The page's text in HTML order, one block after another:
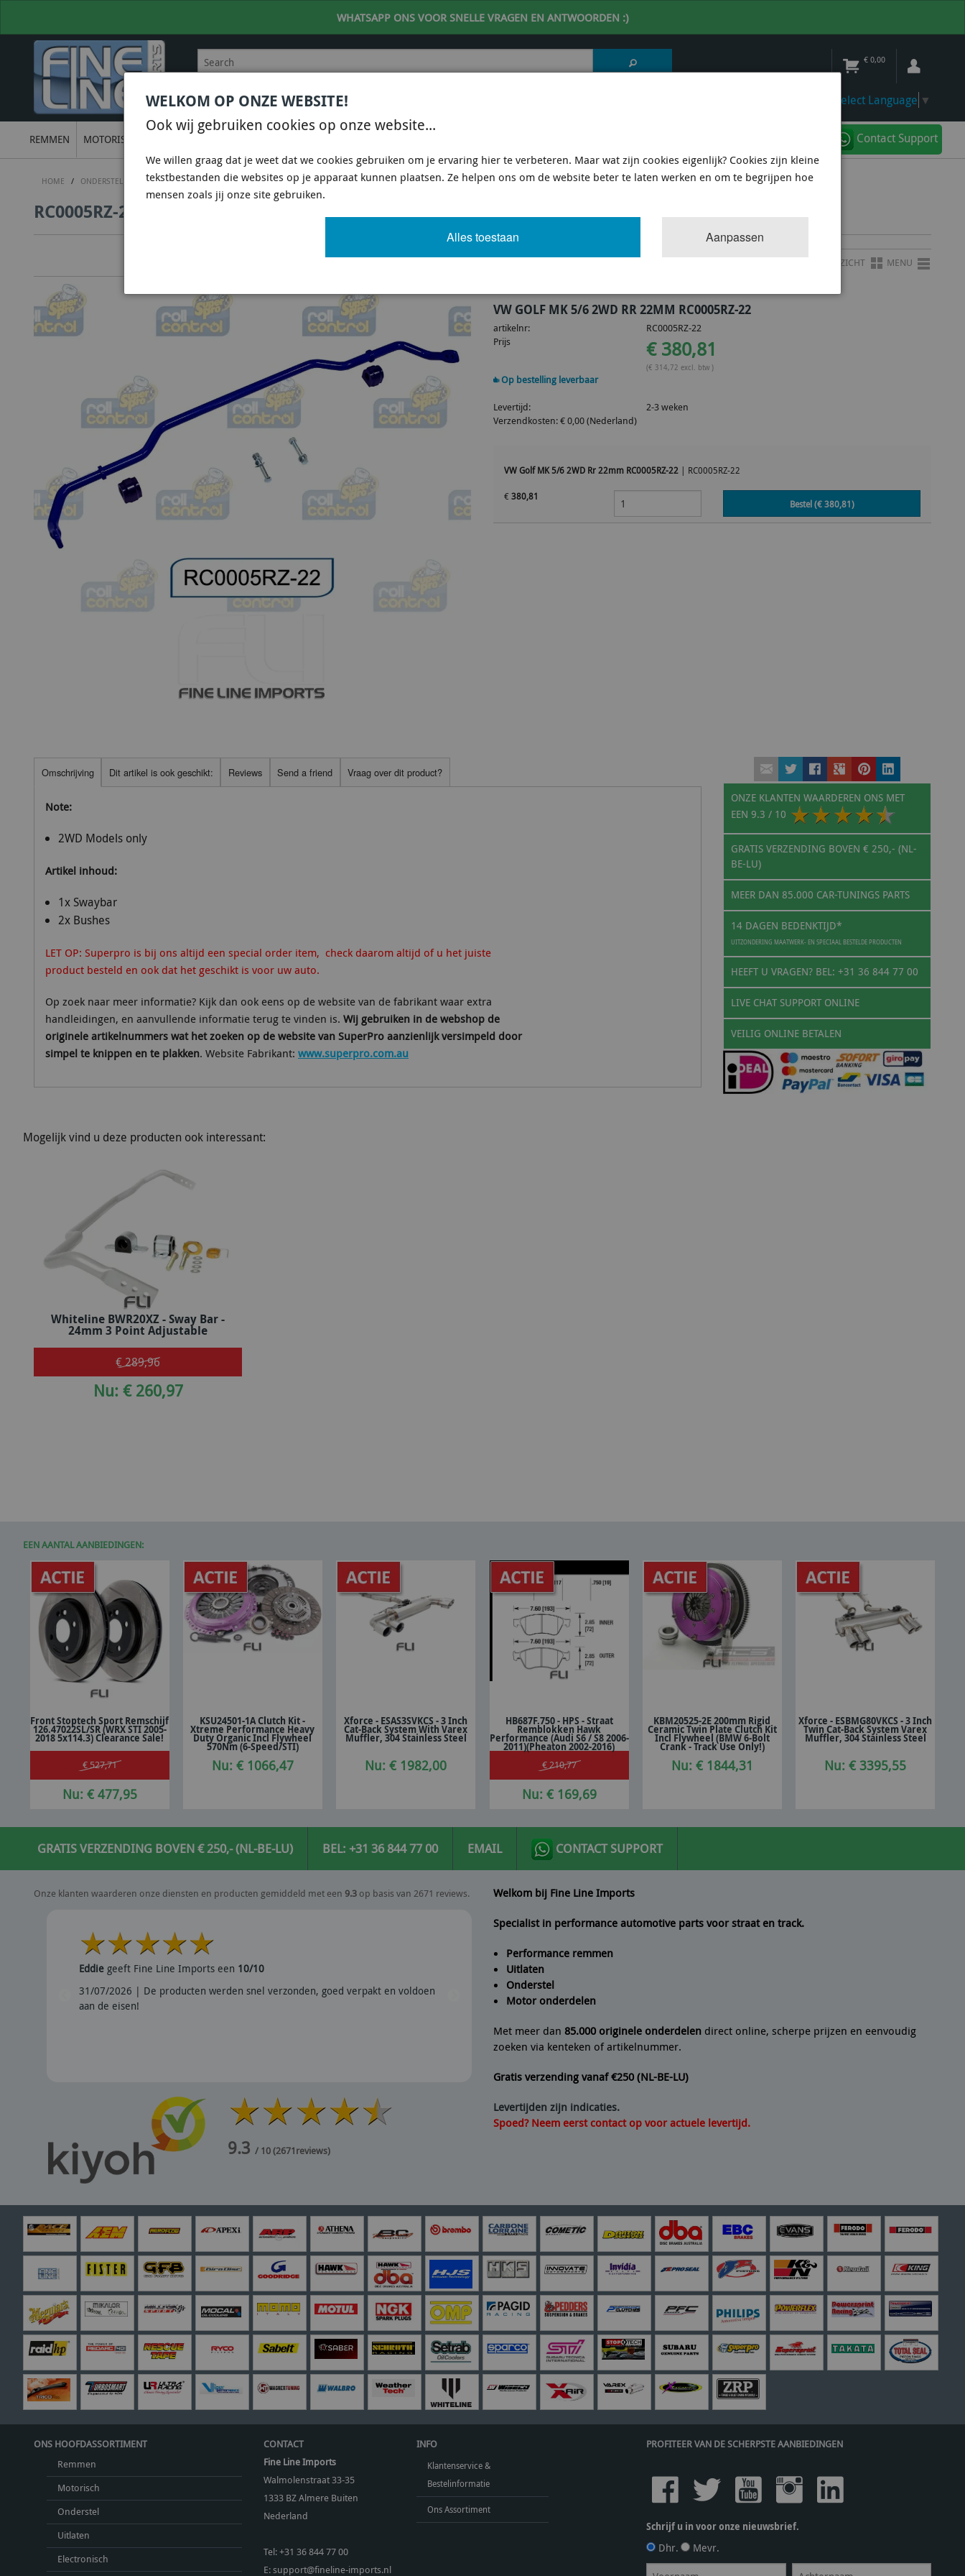
WHATSAPP ONS VOOR SNELLE VRAGEN EN ANTWOORDEN :)
€ 0,00
BEL +31 36 844 77 00VOOR DESKUNDIG ADVIES Select Language ▼
REMMEN MOTORISCH Contact Support
HOME / ONDERSTEL SUPERPRO SUSPENSION - PU BUSSEN / RC0005RZ-22 - VW GOLF MK 5/6 2WD RR 22MM
RC0005RZ-22 - VW GOLF MK 5/6 2WD RR 22MM
Artikel830 van 5734 OVERZICHT MENU
VW GOLF MK 5/6 2WD RR 22MM RC0005RZ-22
artikelnr:
RC0005RZ-22
Prijs
€ 380,81
(€ 314,72 excl. btw )
Op bestelling leverbaar
Levertijd:
2-3 weken
Verzendkosten: € 0,00 (Nederland)
VW Golf MK 5/6 2WD Rr 22mm RC0005RZ-22 | RC0005RZ-22
€ 380,81
Bestel (€380,81)
ONZE KLANTEN WAARDEREN ONS MET
EEN 9.3 / 10
GRATIS VERZENDING BOVEN € 250,- (NL-
BE-LU)
MEER DAN 85.000 CAR-TUNINGS PARTS
14 DAGEN BEDENKTIJD*
UITZONDERING MAATWERK- EN SPECIAAL BESTELDE PRODUCTEN
HEEFT U VRAGEN? BEL: +31 36 844 77 00
LIVE CHAT SUPPORT ONLINE
VEILIG ONLINE BETALEN
Omschrijving Dit artikel is ook geschikt: Reviews Send a friend Vraag over dit product?
Note:
2WD Models only
Artikel inhoud:
1x Swaybar
2x Bushes
LET OP: Superpro is bij ons altijd een special order item, check daarom altijd of u het juiste
product besteld en ook dat het geschikt is voor uw auto.
Op zoek naar meer informatie? Kijk dan ook eens op de website van de fabrikant waar extra
handleidingen, en aanvullende informatie terug te vinden is. Wij gebruiken in de webshop de
originele artikelnummers wat het zoeken op de website van SuperPro aanzienlijk versimpeld door
simpel te knippen en te plakken. Website Fabrikant: www.superpro.com.au
Mogelijk vind u deze producten ook interessant:
In winkelwagen
Whiteline BWR20XZ - Sway Bar -
24mm 3 Point Adjustable
€ 289,96
Nu: € 260,97
EEN AANTAL AANBIEDINGEN:
In winkelwagen
Front Stoptech Sport Remschijf
126.47022SL/SR (WRX STI 2005-
2018 5x114.3) Clearance Sale!
€ 527,71
Nu: € 477,95
In winkelwagen
KSU24501-1A Clutch Kit -
Xtreme Performance Heavy
Duty Organic Incl Flywheel
570Nm (6-Speed/STI)
Nu: € 1066,47
In winkelwagen
Xforce - ESAS3SVKCS - 3 Inch
Cat-Back System With Varex
Muffler, 304 Stainless Steel
Nu: € 1982,00
In winkelwagen
HB687F.750 - HPS - Straat
Remblokken Hawk
Performance (Audi S6 / S8 2006-
2011)(Pheaton 2002-2016)
€ 210,77
Nu: € 169,69
In winkelwagen
KBM20525-2E 200mm Rigid
Ceramic Twin Plate Clutch Kit
Incl Flywheel (BMW 6-Bolt
Crank - Track Use Only!)
Nu: € 1844,31
In winkelwagen
Xforce - ESBMG80VKCS - 3 Inch
Twin Cat-Back System Varex
Muffler, 304 Stainless Steel
Nu: € 3395,55
GRATIS VERZENDING BOVEN € 250,- (NL-BE-LU) BEL: +31 36 844 77 00 EMAIL CONTACT SUPPORT
Onze klanten waarderen onze diensten en producten gemiddeld met een 9.3 op basis van 2671 reviews.
Eddiegeeft Fine Line Imports een 10/10
31/07/2026 | De producten werden snel verzonden, goed verpakt en voldoen
aan de eisen!
Petergeeft Fine Line Imports een
28/07/2026 | Snel verzonden en artikel helemaal volgens de beschrijving. Een
aanrader dus.
9.3/ 10(2671reviews)
Welkom bij Fine Line Imports
Specialist in performance automotive parts voor straat en track.
Performance remmen
Uitlaten
Onderstel
Motor onderdelen
Met meer dan 85.000 originele onderdelen direct online, scherpe prijzen en eenvoudig
zoeken via kenteken of artikelnummer.
Gratis verzending vanaf €250 (NL-BE-LU)
Levertijden zijn indicaties.
Spoed? Neem eerst contact op voor actuele levertijd.
ONS HOOFDASSORTIMENT
Remmen
Motorisch
Onderstel
Uitlaten
Electronisch
CONTACT
Fine Line Imports
Walmolenstraat 33-35
1333 BZAlmere Buiten
Nederland
Tel:+31 36 844 77 00
E:support@fineline-imports.nl
INFO
Klantenservice &
Bestelinformatie
Ons Assortiment
PROFITEER VAN DE SCHERPSTE AANBIEDINGEN
Schrijf u in voor onze nieuwsbrief.
Dhr. Mevr.
WELKOM OP ONZE WEBSITE!
Ook wij gebruiken cookies op onze website...
We willen graag dat je weet dat we cookies gebruiken om je ervaring hier te verbeteren. Maar wat zijn cookies eigenlijk? Cookies zijn kleine
tekstbestanden die websites op je apparaat kunnen plaatsen. Ze helpen ons om de website beter te laten werken en om te begrijpen hoe
mensen zoals jij onze site gebruiken.
Aanpassen
Alles toestaan